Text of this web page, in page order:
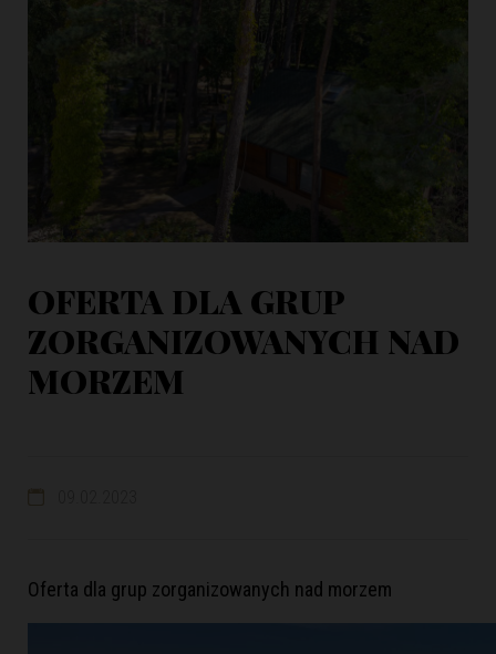
OFERTA DLA GRUP
ZORGANIZOWANYCH NAD
MORZEM
Oferta dla grup zorganizowanych nad morzem